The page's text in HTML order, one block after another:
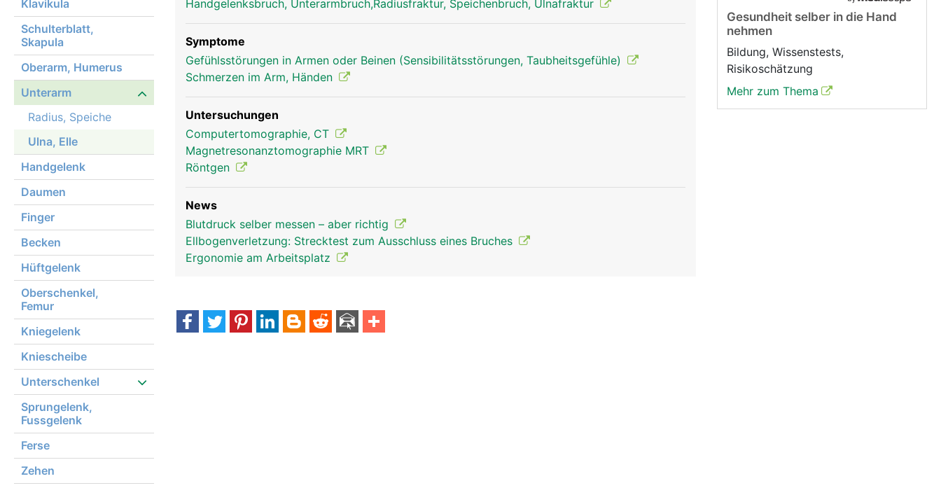
Klavikula
Schulterblatt,
Skapula
Oberarm, Humerus
Unterarm
Radius, Speiche
Ulna, Elle
Handgelenk
Daumen
Finger
Becken
Hüftgelenk
Oberschenkel,
Femur
Kniegelenk
Kniescheibe
Unterschenkel
Sprungelenk,
Fussgelenk
Ferse
Zehen
Handgelenksbruch, Unterarmbruch,Radiusfraktur, Speichenbruch, Ulnafraktur
Symptome
Gefühlsstörungen in Armen oder Beinen (Sensibilitätsstörungen, Taubheitsgefühle)
Schmerzen im Arm, Händen
Untersuchungen
Computertomographie, CT
Magnetresonanztomographie MRT
Röntgen
News
Blutdruck selber messen – aber richtig
Ellbogenverletzung: Strecktest zum Ausschluss eines Bruches
Ergonomie am Arbeitsplatz
Gesundheit selber in die Hand
nehmen
Bildung, Wissenstests,
Risikoschätzung
Mehr zum Thema